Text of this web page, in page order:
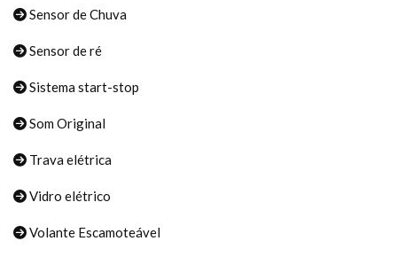
Sensor de Chuva
Sensor de ré
Sistema start-stop
Som Original
Trava elétrica
Vidro elétrico
Volante Escamoteável